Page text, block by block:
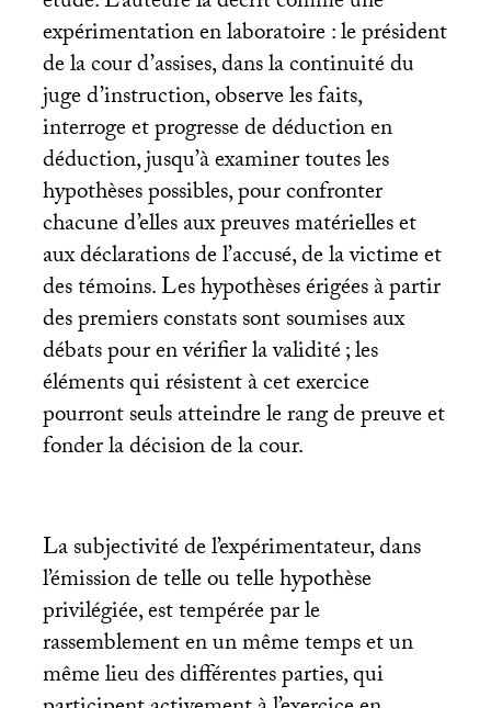
expérimentation en laboratoire : le président
de la cour d’assises, dans la continuité du
juge d’instruction, observe les faits,
interroge et progresse de déduction en
déduction, jusqu’à examiner toutes les
hypothèses possibles, pour confronter
chacune d’elles aux preuves matérielles et
aux déclarations de l’accusé, de la victime et
des témoins. Les hypothèses érigées à partir
des premiers constats sont soumises aux
débats pour en vérifier la validité; les
éléments qui résistent à cet exercice
pourront seuls atteindre le rang de preuve et
fonder la décision de la cour.
La subjectivité de l’expérimentateur, dans
l’émission de telle ou telle hypothèse
privilégiée, est tempérée par le
rassemblement en un même temps et un
même lieu des différentes parties, qui